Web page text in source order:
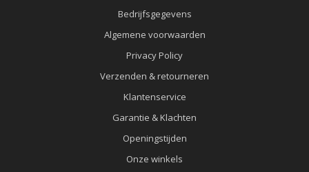
Bedrijfsgegevens
Algemene voorwaarden
Privacy Policy
Verzenden & retourneren
Klantenservice
Garantie & Klachten
Openingstijden
Onze winkels